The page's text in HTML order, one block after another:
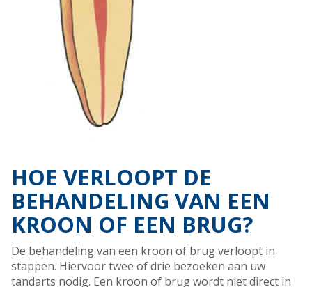
HOE VERLOOPT DE
BEHANDELING VAN EEN
KROON OF EEN BRUG?
De behandeling van een kroon of brug verloopt in
stappen. Hiervoor twee of drie bezoeken aan uw
tandarts nodig. Een kroon of brug wordt niet direct in